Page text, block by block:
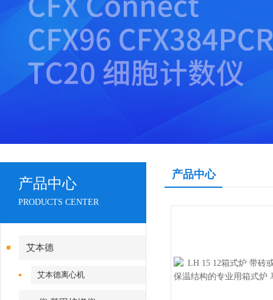
产品中心
PRODUCTS CENTER
艾本德
艾本德离心机
产品中心